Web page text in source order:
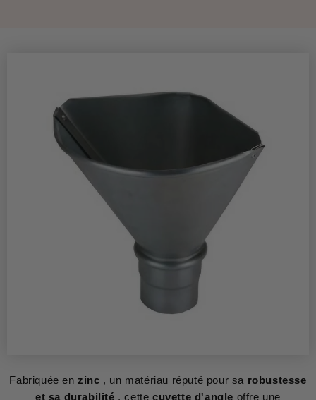
Fabriquée enzinc , un matériau réputé pour sa robustesse
et sa durabilité , cette cuvette d'angle offre une